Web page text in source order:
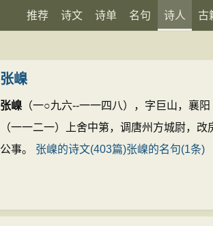
推荐 诗文 诗单 名句 诗人 古
张嵲
张嵲 （一○九六--一一四八），字巨山，襄
（一一二一）上舍中第，调唐州方城尉，
公事。 张嵲的诗文(403篇)张嵲的名句(1条)